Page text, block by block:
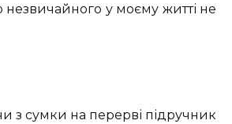
незвичайного у моєму житті не
з сумки на перерві підручник